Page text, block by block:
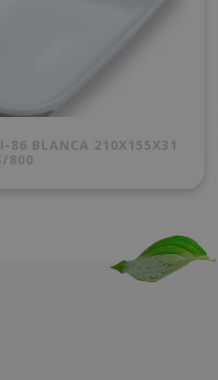
86 BLANCA 210X155X31
800